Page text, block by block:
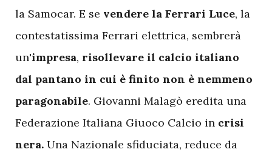
la Samocar. E se vendere la Ferrari Luce, la
contestatissima Ferrari elettrica, sembrerà
un'impresa, risollevare il calcio italiano
dal pantano in cui è finito non è nemmeno
paragonabile. Giovanni Malagò eredita una
Federazione Italiana Giuoco Calcio in crisi
nera. Una Nazionale sfiduciata, reduce da